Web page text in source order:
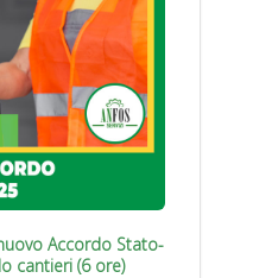
Accordo Stato-
cantieri (6 ore)